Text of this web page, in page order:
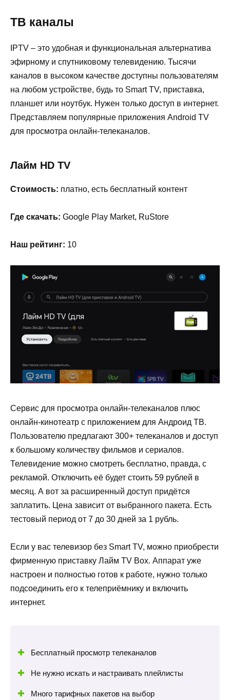
ТВ каналы
IPTV – это удобная и функциональная альтернатива
эфирному и спутниковому телевидению. Тысячи
каналов в высоком качестве доступны пользователям
на любом устройстве, будь то Smart TV, приставка,
планшет или ноутбук. Нужен только доступ в интернет.
Представляем популярные приложения Android TV
для просмотра онлайн-телеканалов.
Лайм HD TV
Стоимость: платно, есть бесплатный контент
Где скачать: Google Play Market, RuStore
Наш рейтинг: 10
Сервис для просмотра онлайн-телеканалов плюс
онлайн-кинотеатр с приложением для Андроид ТВ.
Пользователю предлагают 300+ телеканалов и доступ
к большому количеству фильмов и сериалов.
Телевидение можно смотреть бесплатно, правда, с
рекламой. Отключить её будет стоить 59 рублей в
месяц. А вот за расширенный доступ придётся
заплатить. Цена зависит от выбранного пакета. Есть
тестовый период от 7 до 30 дней за 1 рубль.
Если у вас телевизор без Smart TV, можно приобрести
фирменную приставку Лайм TV Box. Аппарат уже
настроен и полностью готов к работе, нужно только
подсоединить его к телеприёмнику и включить
интернет.
Бесплатный просмотр телеканалов
Не нужно искать и настраивать плейлисты
Много тарифных пакетов на выбор